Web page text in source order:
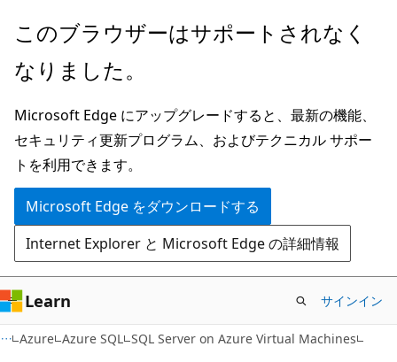
メ
ン
ン
テ
ン
ツ
に
ス
キ
ッ
プ
このブラウザーはサポートされなく
なりました。
Microsoft Edge にアップグレードすると、最新の機能、
セキュリティ更新プログラム、およびテクニカル サポー
トを利用できます。
Microsoft Edge をダウンロードする
Internet Explorer と Microsoft Edge の詳細情報
Learn サインイン
Azure Azure SQL SQL Server on Azure Virtual Machines